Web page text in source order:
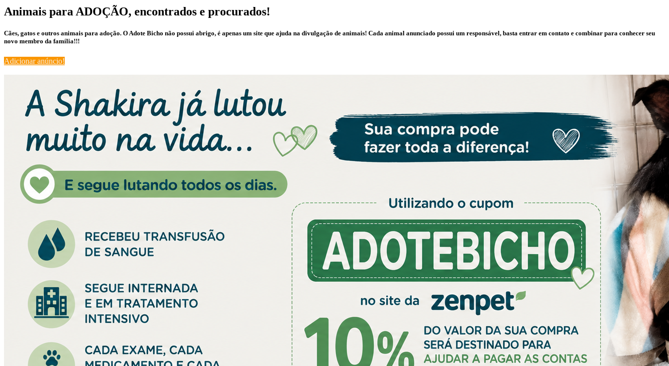
Animais para ADOÇÃO, encontrados e procurados!
Cães, gatos e outros animais para adoção. O Adote Bicho não possui abrigo, é apenas um site que ajuda na divulgação de animais! Cada animal anunciado possui um responsável, basta entrar em contato e combinar para conhecer seu
novo membro da família!!!
Adicionar anúncio!